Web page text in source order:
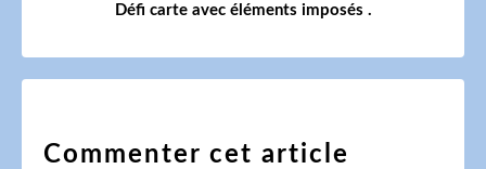
Défi carte avec éléments imposés .
Commenter cet article